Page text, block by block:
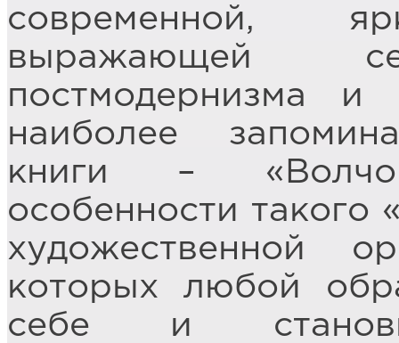
современной,
выражающей
постмодернизма и
наиболее
книги –
особенности такого
художественной
которых любой
себе и